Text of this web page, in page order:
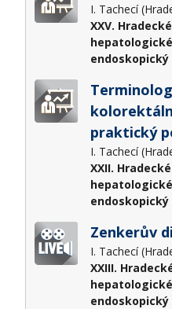
I. Tachecí
XXV.
endoskopický
praktický
I. Tachecí
XXII.
endoskopický
Zenkerův
I. Tachecí
XXIII.
endoskopický